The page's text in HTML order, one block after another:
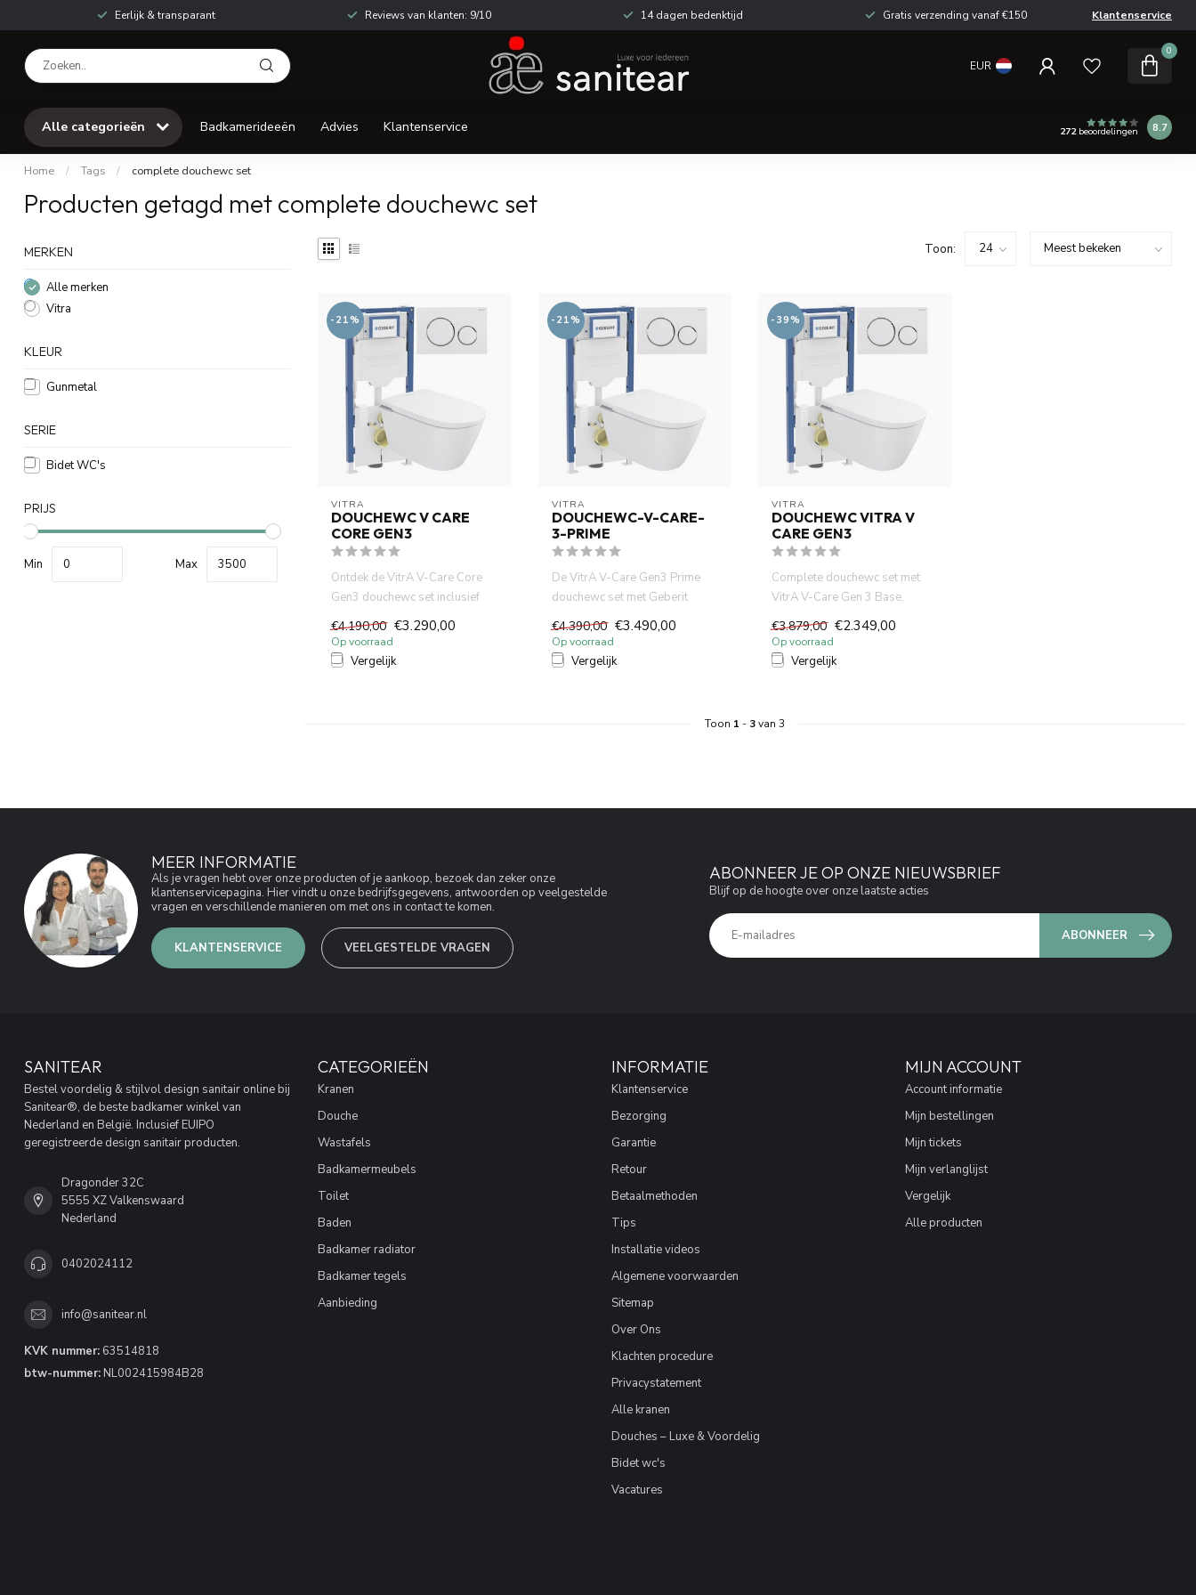
Eerlijk & transparant Reviews van klanten: 9/10 14 dagen bedenktijd Gratis verzending vanaf €150 Klantenservice
EUR
0
Alle categorieën Badkamerideeën Advies Klantenservice 272beoordelingen 8.7
Home / Tags / complete douchewc set
Producten getagd met complete douchewc set
MERKEN
Alle merken
Vitra
KLEUR
Gunmetal
SERIE
Bidet WC's
PRIJS
Min Max
Toon:
-21%
VITRA
DOUCHEWC V CARE
CORE GEN3
Ontdek de VitrA V-Care Core
Gen3 douchewc set inclusief
€4.190,00 €3.290,00
Op voorraad
Vergelijk
-21%
VITRA
DOUCHEWC-V-CARE-
3-PRIME
De VitrA V-Care Gen3 Prime
douchewc set met Geberit
...
€4.390,00 €3.490,00
Op voorraad
Vergelijk
-39%
VITRA
DOUCHEWC VITRA V
CARE GEN3
Complete douchewc set met
VitrA V-Care Gen 3 Base,
d...
€3.879,00 €2.349,00
Op voorraad
Vergelijk
Toon 1 - 3van 3
MEER INFORMATIE
Als je vragen hebt over onze producten of je aankoop, bezoek dan zeker onze
klantenservicepagina. Hier vindt u onze bedrijfsgegevens, antwoorden op veelgestelde
vragen en verschillende manieren om met ons in contact te komen.
KLANTENSERVICE VEELGESTELDE VRAGEN
ABONNEER JE OP ONZE NIEUWSBRIEF
Blijf op de hoogte over onze laatste acties
ABONNEER
SANITEAR
Bestel voordelig & stijlvol design sanitair online bij
Sanitear®, de beste badkamer winkel van
Nederland en België. Inclusief EUIPO
geregistreerde design sanitair producten.
Dragonder 32C
5555 XZ Valkenswaard
Nederland
0402024112
info@sanitear.nl
KVK nummer: 63514818
btw-nummer: NL002415984B28
CATEGORIEËN
Kranen
Douche
Wastafels
Badkamermeubels
Toilet
Baden
Badkamer radiator
Badkamer tegels
Aanbieding
INFORMATIE
Klantenservice
Bezorging
Garantie
Retour
Betaalmethoden
Tips
Installatie videos
Algemene voorwaarden
Sitemap
Over Ons
Klachten procedure
Privacystatement
Alle kranen
Douches – Luxe & Voordelig
Bidet wc's
Vacatures
MIJN ACCOUNT
Account informatie
Mijn bestellingen
Mijn tickets
Mijn verlanglijst
Vergelijk
Alle producten